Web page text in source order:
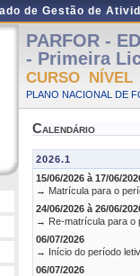
de Gestão de
PARFOR -
- Primeira
CURSO NÍVEL
PLANO NACIONAL DE
Calendário
2026.1
15/06/2026 à 17/06/
→ Matrícula para o
24/06/2026 à 26/06/
→ Re-matrícula para o
06/07/2026
→ Início do período
06/07/2026